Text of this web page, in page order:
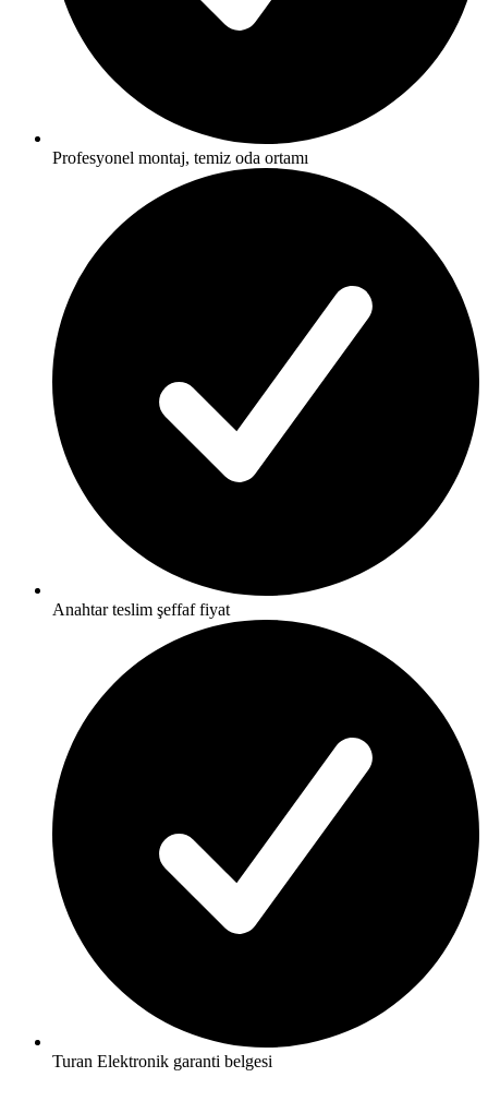
Profesyonel montaj, temiz oda ortamı
Anahtar teslim şeffaf fiyat
Turan Elektronik garanti belgesi